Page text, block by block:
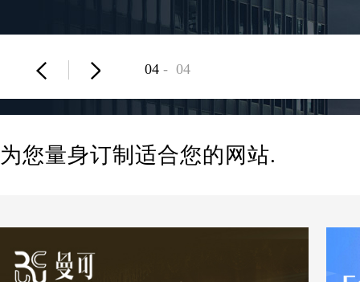
04 - 04
为您量身订制适合您的网站.